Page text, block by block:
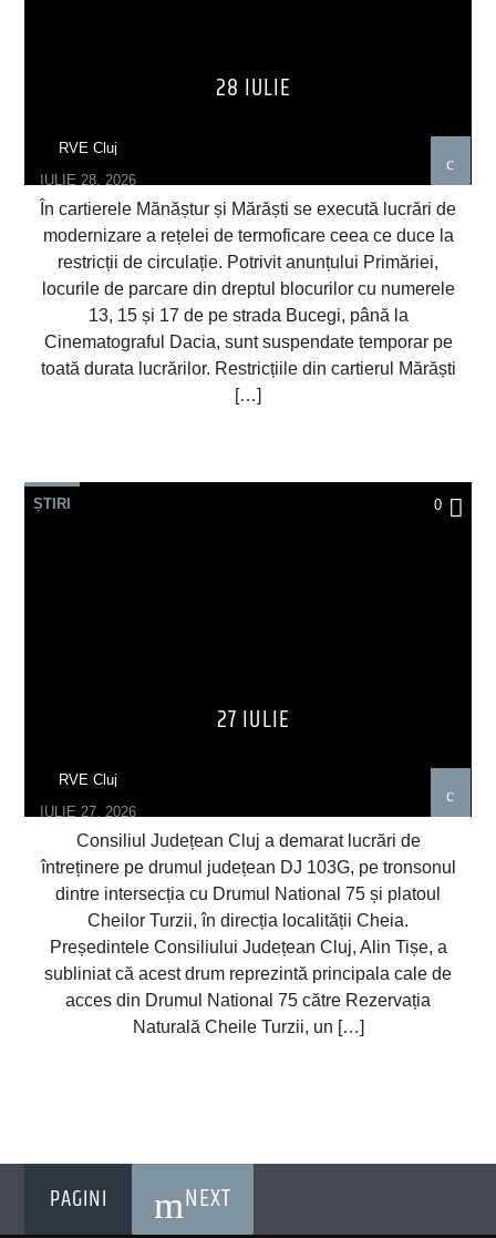
28 IULIE
RVE Cluj
IULIE 28, 2026
În cartierele Mănăștur și Mărăști se execută lucrări de
modernizare a rețelei de termoficare ceea ce duce la
restricții de circulație. Potrivit anunțului Primăriei,
locurile de parcare din dreptul blocurilor cu numerele
13, 15 și 17 de pe strada Bucegi, până la
Cinematograful Dacia, sunt suspendate temporar pe
toată durata lucrărilor. Restricțiile din cartierul Mărăști
[…]
ȘTIRI 0
27 IULIE
RVE Cluj
IULIE 27, 2026
Consiliul Județean Cluj a demarat lucrări de
întreținere pe drumul județean DJ 103G, pe tronsonul
dintre intersecția cu Drumul National 75 și platoul
Cheilor Turzii, în direcția localității Cheia.
Președintele Consiliului Județean Cluj, Alin Tișe, a
subliniat că acest drum reprezintă principala cale de
acces din Drumul National 75 către Rezervația
Naturală Cheile Turzii, un […]
PAGINI NEXT